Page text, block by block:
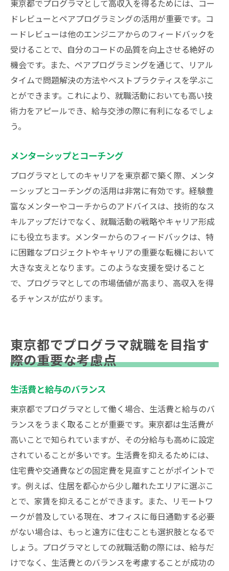
東京都でプログラマとして高収入を得るためには、コー
ドレビューとペアプログラミングの活用が重要です。コ
ードレビューは他のエンジニアからのフィードバックを
受けることで、自分のコードの品質を向上させる絶好の
機会です。また、ペアプログラミングを通じて、リアル
タイムで問題解決の方法やベストプラクティスを学ぶこ
とができます。これにより、就職活動においても高い技
術力をアピールでき、給与交渉の際に有利になるでしょ
う。
メンターシップとコーチング
プログラマとしてのキャリアを東京都で築く際、メンタ
ーシップとコーチングの活用は非常に有効です。経験豊
富なメンターやコーチからのアドバイスは、技術的なス
キルアップだけでなく、就職活動の戦略やキャリア形成
にも役立ちます。メンターからのフィードバックは、特
に困難なプロジェクトやキャリアの重要な転機において
大きな支えとなります。このような支援を受けること
で、プログラマとしての市場価値が高まり、高収入を得
るチャンスが広がります。
東京都でプログラマ就職を目指す
際の重要な考慮点
生活費と給与のバランス
東京都でプログラマとして働く場合、生活費と給与のバ
ランスをうまく取ることが重要です。東京都は生活費が
高いことで知られていますが、その分給与も高めに設定
されていることが多いです。生活費を抑えるためには、
住宅費や交通費などの固定費を見直すことがポイントで
す。例えば、住居を都心から少し離れたエリアに選ぶこ
とで、家賃を抑えることができます。また、リモートワ
ークが普及している現在、オフィスに毎日通勤する必要
がない場合は、もっと遠方に住むことも選択肢となるで
しょう。プログラマとしての就職活動の際には、給与だ
けでなく、生活費とのバランスを考慮することが成功の